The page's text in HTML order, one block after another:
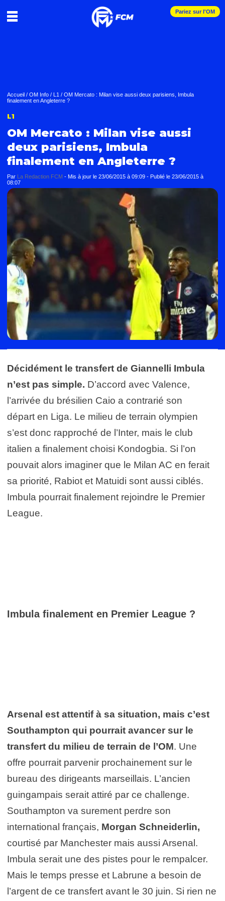
Pariez sur l'OM
Accueil / OM Info / L1 / OM Mercato : Milan vise aussi deux parisiens, Imbula
finalement en Angleterre ?
L1
OM Mercato : Milan vise aussi
deux parisiens, Imbula
finalement en Angleterre ?
Par La Redaction FCM - Mis à jour le 23/06/2015 à 09:09 - Publié le 23/06/2015 à
08:07
Décidément le transfert de Giannelli Imbula
n’est pas simple. D’accord avec Valence,
l’arrivée du brésilien Caio a contrarié son
départ en Liga. Le milieu de terrain olympien
s’est donc rapproché de l’Inter, mais le club
italien a finalement choisi Kondogbia. Si l’on
pouvait alors imaginer que le Milan AC en ferait
sa priorité, Rabiot et Matuidi sont aussi ciblés.
Imbula pourrait finalement rejoindre le Premier
League.
Imbula finalement en Premier League ?
Arsenal est attentif à sa situation, mais c’est
Southampton qui pourrait avancer sur le
transfert du milieu de terrain de l’OM. Une
offre pourrait parvenir prochainement sur le
bureau des dirigeants marseillais. L’ancien
guingampais serait attiré par ce challenge.
Southampton va surement perdre son
international français, Morgan Schneiderlin,
courtisé par Manchester mais aussi Arsenal.
Imbula serait une des pistes pour le rempalcer.
Mais le temps presse et Labrune a besoin de
l’argent de ce transfert avant le 30 juin. Si rien ne